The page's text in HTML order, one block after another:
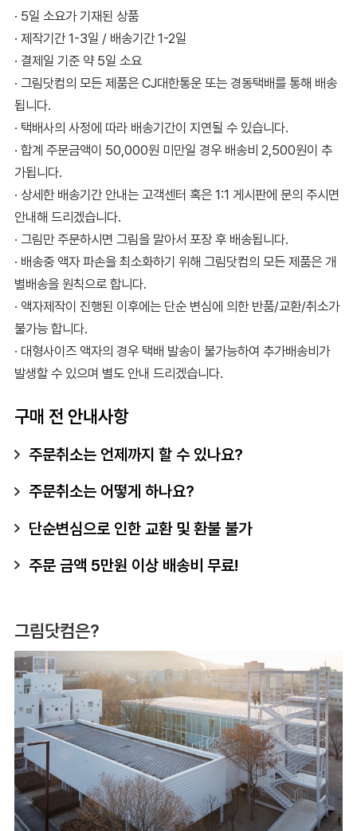
· 5일 소요가 기재된 상품
· 제작기간 1-3일 / 배송기간 1-2일
· 결제일 기준 약 5일 소요
· 그림닷컴의 모든 제품은 CJ대한통운 또는 경동택배를 통해 배송
됩니다.
· 택배사의 사정에 따라 배송기간이 지연될 수 있습니다.
· 합계 주문금액이 50,000원 미만일 경우 배송비 2,500원이 추
가됩니다.
· 상세한 배송기간 안내는 고객센터 혹은 1:1 게시판에 문의 주시면
안내해 드리겠습니다.
· 그림만 주문하시면 그림을 말아서 포장 후 배송됩니다.
· 배송중 액자 파손을 최소화하기 위해 그림닷컴의 모든 제품은 개
별배송을 원칙으로 합니다.
· 액자제작이 진행된 이후에는 단순 변심에 의한 반품/교환/취소가
불가능 합니다.
· 대형사이즈 액자의 경우 택배 발송이 불가능하여 추가배송비가
발생할 수 있으며 별도 안내 드리겠습니다.
구매 전 안내사항
주문취소는 언제까지 할 수 있나요?
주문취소는 어떻게 하나요?
단순변심으로 인한 교환 및 환불 불가
주문 금액 5만원 이상 배송비 무료!
그림닷컴은?